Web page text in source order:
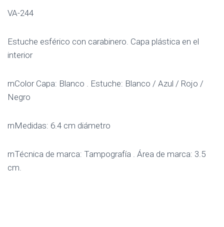
VA-244
Estuche esférico con carabinero. Capa plástica en el
interior
rnColor Capa: Blanco . Estuche: Blanco / Azul / Rojo /
Negro
rnMedidas: 6.4 cm diámetro
rnTécnica de marca: Tampografía . Área de marca: 3.5
cm.